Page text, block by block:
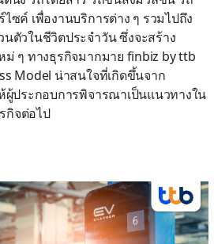
ซค์ เพื่องานบริการต่าง ๆ รวมไปถึง
นตัวในชีวิตประจำวัน ซึ่งจะสร้าง
ม่ ๆ ทางธุรกิจมากมาย finbiz by ttb
Model น่าสนใจที่เกิดขึ้นจาก
ผู้ประกอบการพิจารณาเป็นแนวทางใน
กิจต่อไป